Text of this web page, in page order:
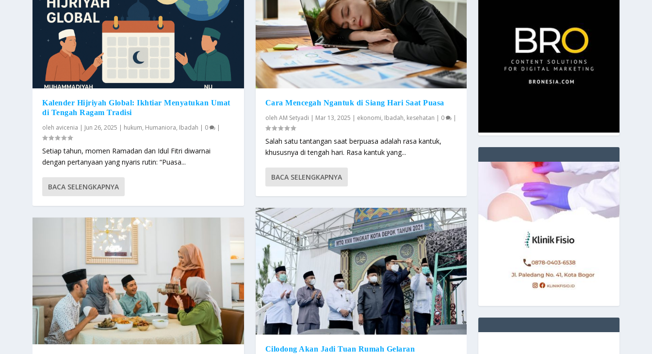
Kalender Hijriyah Global: Ikhtiar Menyatukan Umat
di Tengah Ragam Tradisi
oleh avicenia | Jun 26, 2025 | hukum, Humaniora, Ibadah | 0 |
Setiap tahun, momen Ramadan dan Idul Fitri diwarnai
dengan pertanyaan yang nyaris rutin: “Puasa...
BACA SELENGKAPNYA
Cara Mencegah Ngantuk di Siang Hari Saat Puasa
oleh AM Setyadi | Mar 13, 2025 | ekonomi, Ibadah, kesehatan | 0 |
Salah satu tantangan saat berpuasa adalah rasa kantuk,
khususnya di tengah hari. Rasa kantuk yang...
BACA SELENGKAPNYA
Cilodong Akan Jadi Tuan Rumah Gelaran